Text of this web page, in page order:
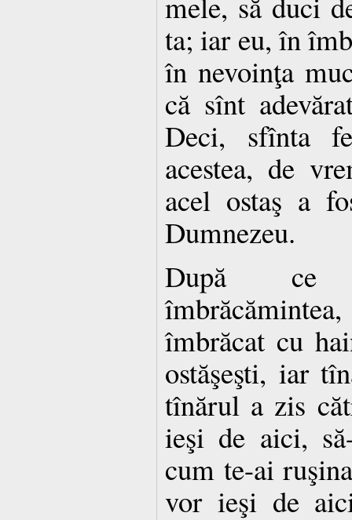
ta; iar eu, în
în nevoinţa
că sînt
Deci, sfînta
acestea, de
acel ostaş a
Dumnezeu.
După ce
îmbrăcat cu
ostăşeşti, iar
tînărul a zis
ieşi de aici,
cum te-ai
vor ieşi de